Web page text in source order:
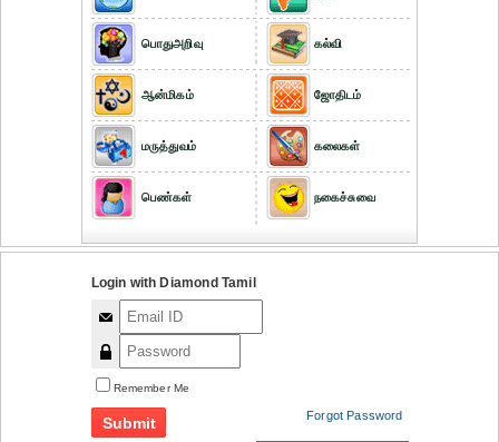
பொதுஅறிவு
ஆன்மிகம்
மருத்துவம்
பெண்கள்
கல்வி
ஜோதிடம்
கலைகள்
நகைச்சுவை
Login with Diamond Tamil
Remember Me
Forgot Password